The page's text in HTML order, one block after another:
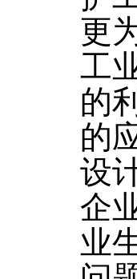
更
工
的
的
设
企
业